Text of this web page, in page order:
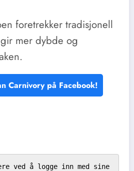
foretrekker tradisjonell
mer dybde og
Carnivory på Facebook!
ved å logge inn med sine